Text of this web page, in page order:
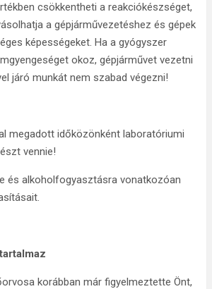
csökkentheti a reakciókészséget,
a gépjárművezetéshez és gépek
képességeket. Ha a gyógyszer
okoz, gépjárművet vezetni
járó munkát nem szabad végezni!
megadott időközönként laboratóriumi
vennie!
és alkoholfogyasztásra vonatkozóan
korábban már figyelmeztette Önt,